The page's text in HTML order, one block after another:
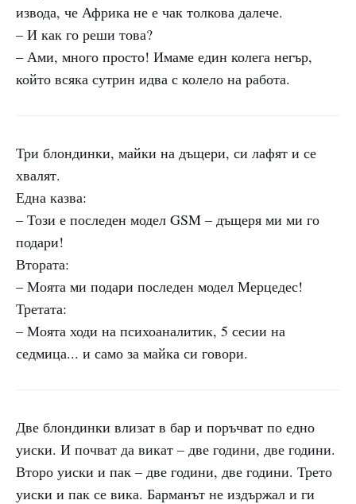
извода, че Африка не е чак толкова далече.
– И как го реши това?
– Ами, много просто! Имаме един колега негър,
който всяка сутрин идва с колело на работа.
Три блондинки, майки на дъщери, си лафят и се
хвалят.
Една казва:
– Този е последен модел GSM – дъщеря ми ми го
подари!
Втората:
– Моята ми подари последен модел Мерцедес!
Третата:
– Моята ходи на психоаналитик, 5 сесии на
седмица... и само за майка си говори.
Две блондинки влизат в бар и поръчват по едно
уиски. И почват да викат – две години, две години.
Второ уиски и пак – две години, две години. Трето
уиски и пак се вика. Барманът не издържал и ги